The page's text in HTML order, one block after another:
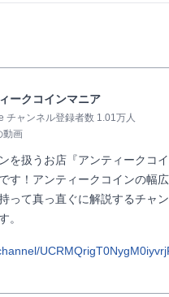
ークコインマニア
チャンネル登録者数 1.01万人
動画
を扱うお店『アンティークコ
す！アンティークコインの幅
って真っ直ぐに解説するチャ
ます。